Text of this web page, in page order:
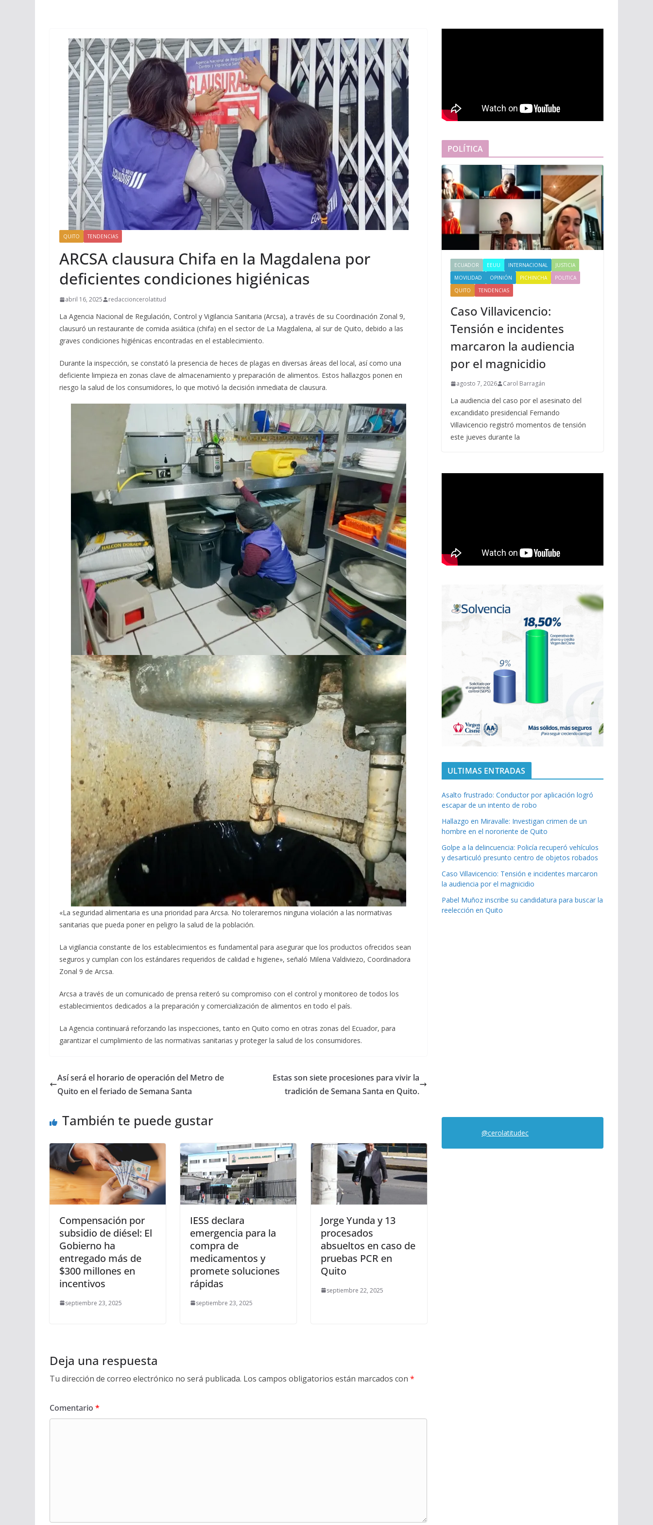
QUITO TENDENCIAS
ARCSA clausura Chifa en la Magdalena por
deficientes condiciones higiénicas
abril 16, 2025 redaccioncerolatitud
La Agencia Nacional de Regulación, Control y Vigilancia Sanitaria (Arcsa), a través de su Coordinación Zonal 9,
clausuró un restaurante de comida asiática (chifa) en el sector de La Magdalena, al sur de Quito, debido a las
graves condiciones higiénicas encontradas en el establecimiento.
Durante la inspección, se constató la presencia de heces de plagas en diversas áreas del local, así como una
deficiente limpieza en zonas clave de almacenamiento y preparación de alimentos. Estos hallazgos ponen en
riesgo la salud de los consumidores, lo que motivó la decisión inmediata de clausura.
«La seguridad alimentaria es una prioridad para Arcsa. No toleraremos ninguna violación a las normativas
sanitarias que pueda poner en peligro la salud de la población.
La vigilancia constante de los establecimientos es fundamental para asegurar que los productos ofrecidos sean
seguros y cumplan con los estándares requeridos de calidad e higiene», señaló Milena Valdiviezo, Coordinadora
Zonal 9 de Arcsa.
Arcsa a través de un comunicado de prensa reiteró su compromiso con el control y monitoreo de todos los
establecimientos dedicados a la preparación y comercialización de alimentos en todo el país.
La Agencia continuará reforzando las inspecciones, tanto en Quito como en otras zonas del Ecuador, para
garantizar el cumplimiento de las normativas sanitarias y proteger la salud de los consumidores.
Así será el horario de operación del Metro de
Quito en el feriado de Semana Santa
Estas son siete procesiones para vivir la
tradición de Semana Santa en Quito.
También te puede gustar
Compensación por
subsidio de diésel: El
Gobierno ha
entregado más de
$300 millones en
incentivos
septiembre 23, 2025
IESS declara
emergencia para la
compra de
medicamentos y
promete soluciones
rápidas
septiembre 23, 2025
Jorge Yunda y 13
procesados
absueltos en caso de
pruebas PCR en
Quito
septiembre 22, 2025
Deja una respuesta
Tu dirección de correo electrónico no será publicada. Los campos obligatorios están marcados con *
Comentario *
POLÍTICA
ECUADOR EEUU INTERNACIONAL
JUSTICIA
MOVILIDAD
OPINIÓN PICHINCHA
POLITICA
QUITO
TENDENCIAS
Caso Villavicencio:
Tensión e incidentes
marcaron la audiencia
por el magnicidio
agosto 7, 2026 Carol Barragán
La audiencia del caso por el asesinato del
excandidato presidencial Fernando
Villavicencio registró momentos de tensión
este jueves durante la
ULTIMAS ENTRADAS
Asalto frustrado: Conductor por aplicación logró
escapar de un intento de robo
Hallazgo en Miravalle: Investigan crimen de un
hombre en el nororiente de Quito
Golpe a la delincuencia: Policía recuperó vehículos
y desarticuló presunto centro de objetos robados
Caso Villavicencio: Tensión e incidentes marcaron
la audiencia por el magnicidio
Pabel Muñoz inscribe su candidatura para buscar la
reelección en Quito
@cerolatitudec